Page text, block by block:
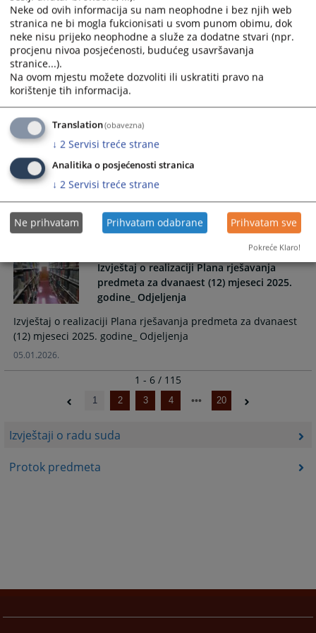
Izvještaji o radu suda
Protok predmeta
2025. godine – Strateški cilj suda – veća
transparentnost,-
Izvještaj o pristupu informacijama, odnosima sa medijima i
objavama na službenoj web stranici suda za 12. mjeseci
2025. godine – Strateški cilj suda – veća transparentnost,-
05.02.2026.
PODACI O ZAHTJEVIMA ZA UBRZANJE
POSTUPKA/ZAŠTITI PRAVA NA SUĐENJE -
PODACI O ZAHTJEVIMA ZA UBRZANJE POSTUPKA/ZAŠTITI
PRAVA NA SUĐENJE - IZVJEŠTAJ ZA 2025. GODINU
05.02.2026.
Izvještaj o realizaciji Plana rješavanja
predmeta za dvanaest (12) mjeseci 2025.
godine_ Odjeljenja
Izvještaj o realizaciji Plana rješavanja predmeta za dvanaest
(12) mjeseci 2025. godine_ Odjeljenja
05.01.2026.
1 - 6 / 115
1 2 3 4 20
Neke od ovih informacija su nam neophodne i bez njih web
stranica ne bi mogla fukcionisati u svom punom obimu, dok
neke nisu prijeko neophodne a služe za dodatne stvari (npr.
procjenu nivoa posjećenosti, budućeg usavršavanja
stranice...).
Na ovom mjestu možete dozvoliti ili uskratiti pravo na
korištenje tih informacija.
Translation(obavezna)
↓ 2 Servisi treće strane
Analitika o posjećenosti stranica
↓ 2 Servisi treće strane
Ne prihvatam Prihvatam odabrane Prihvatam sve
Pokreće Klaro!